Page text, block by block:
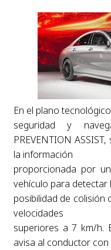
En el plano
seguridad y
PREVENTION
la información
proporcionada por
vehículo para detectar
posibilidad de colisión
velocidades
superiores a 7 km/h.
avisa al conductor con